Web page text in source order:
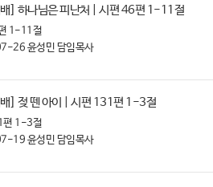
배] 하나님은 피난처 | 시편 46편 1-11절
1-11절
26윤성민 담임목사
배] 젖 뗀 아이 | 시편 131편 1-3절
편 1-3절
19윤성민 담임목사